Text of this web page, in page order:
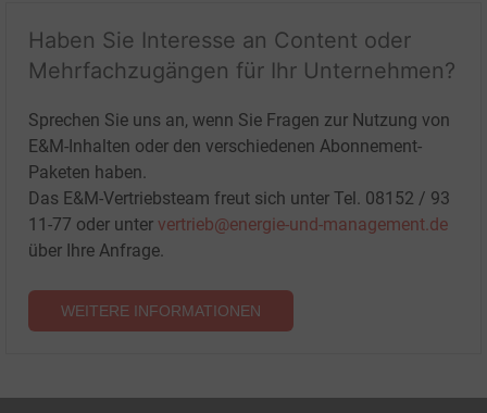
Haben Sie Interesse an Content oder
Mehrfachzugängen für Ihr Unternehmen?
Sprechen Sie uns an, wenn Sie Fragen zur Nutzung von
E&M-Inhalten oder den verschiedenen Abonnement-
Paketen haben.
Das E&M-Vertriebsteam freut sich unter Tel. 08152 / 93
11-77 oder unter vertrieb@energie-und-management.de
über Ihre Anfrage.
WEITERE INFORMATIONEN